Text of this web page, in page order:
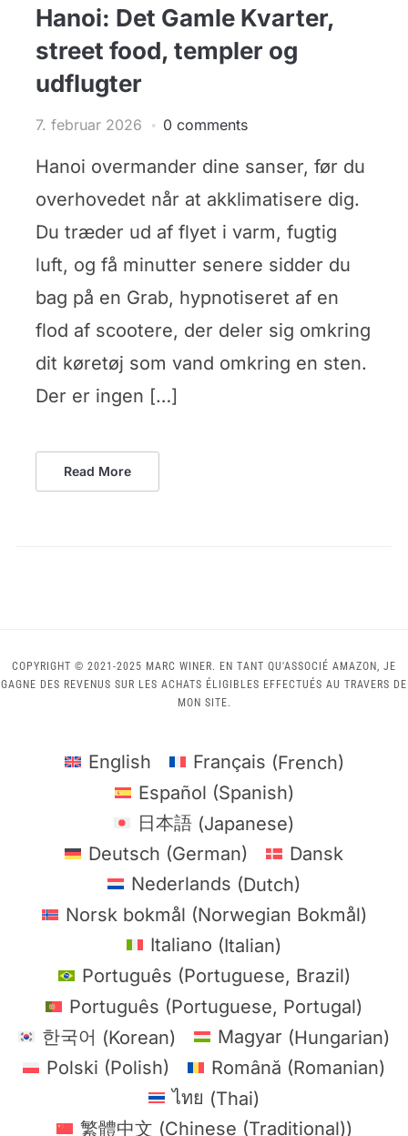
Hanoi: Det Gamle Kvarter,
street food, templer og
udflugter
7. februar 2026 0 comments
Hanoi overmander dine sanser, før du
overhovedet når at akklimatisere dig.
Du træder ud af flyet i varm, fugtig
luft, og få minutter senere sidder du
bag på en Grab, hypnotiseret af en
flod af scootere, der deler sig omkring
dit køretøj som vand omkring en sten.
Der er ingen […]
Read More
COPYRIGHT © 2021-2025 MARC WINER. EN TANT QU'ASSOCIÉ AMAZON, JE
GAGNE DES REVENUS SUR LES ACHATS ÉLIGIBLES EFFECTUÉS AU TRAVERS DE
MON SITE.
English Français (French)
Español (Spanish)
日本語 (Japanese)
Deutsch (German)
Dansk
Nederlands (Dutch)
Norsk bokmål (Norwegian Bokmål)
Italiano (Italian)
Português (Portuguese, Brazil)
Português (Portuguese, Portugal)
한국어 (Korean) Magyar (Hungarian)
Polski (Polish) Română (Romanian)
ไทย (Thai)
繁體中文 (Chinese (Traditional))